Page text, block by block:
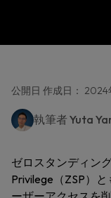
公開日 作成日： 2024
執筆者 Yuta
ゼロスタンディン
Privilege（ZSP）